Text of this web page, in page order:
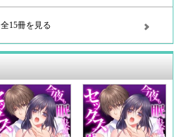
全15冊を見る